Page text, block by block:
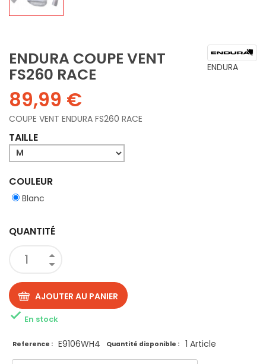
ENDURA
ENDURA COUPE VENT
FS260 RACE
89,99 €
COUPE VENT ENDURA FS260 RACE
TAILLE
COULEUR
Blanc
QUANTITÉ
AJOUTER AU PANIER
 En stock
Reference : E9106WH4 Quantité disponible : 1 Article